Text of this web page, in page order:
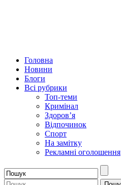
Головна
Новини
Блоги
Всі рубрики
Топ-теми
Кримінал
Здоров’я
Відпочинок
Спорт
На замітку
Рекламні оголошення